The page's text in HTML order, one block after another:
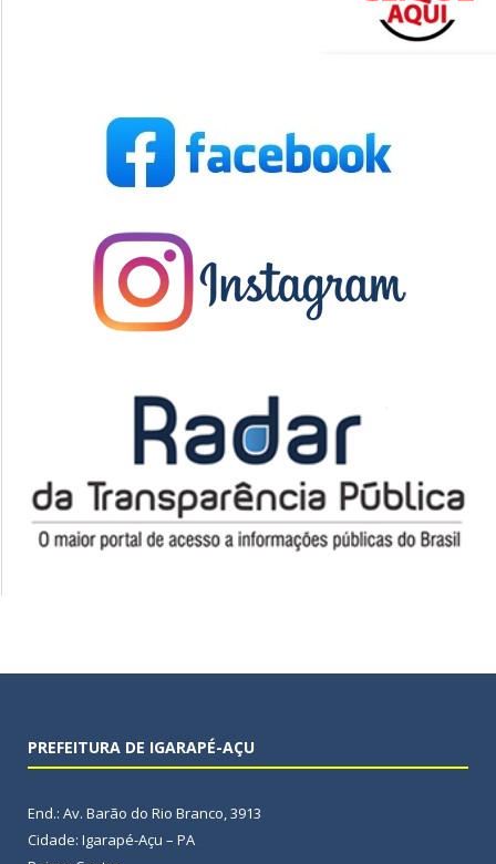
PREFEITURA DE IGARAPÉ-AÇU
End.: Av. Barão do Rio Branco, 3913
Cidade: Igarapé-Açu – PA